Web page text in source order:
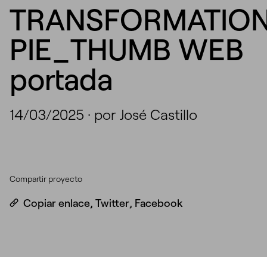
PIE_THUMB WEB
portada
14/03/2025 · por José Castillo
Compartir proyecto
Copiar enlace, Twitter, Facebook